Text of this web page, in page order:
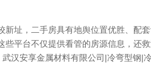
址，二手房具有地舆位置优胜、配
平台不仅提供看管的房源信息，还
汉安享金属材料有限公司|冷弯型钢|